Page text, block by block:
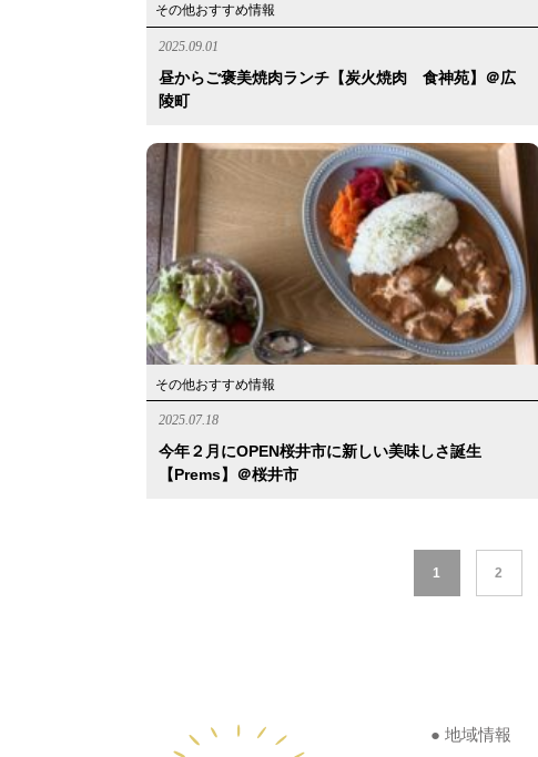
その他おすすめ情報
2025.09.01
昼からご褒美焼肉ランチ【炭火焼肉 食神苑】＠広
陵町
その他おすすめ情報
2025.07.18
今年２月にOPEN桜井市に新しい美味しさ誕生
【Prems】＠桜井市
1 2
● 地域情報